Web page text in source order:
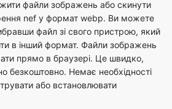
прямо в браузері. Це швидко,
безкоштовно. Немає необхідності
або встановлювати